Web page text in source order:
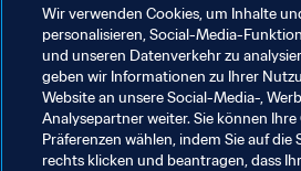
avancieren (aktuell Nummer 2
uns in den letzten 16 der
und einen Titel mit einem
Immerhin gehören unsere
schon zu den Leistungsträgern in
Vereinen."
Wir verwenden Cookies, um Inhalte
personalisieren, Social-Media-
und unseren Datenverkehr zu
geben wir Informationen zu Ihrer
Website an unsere Social-Media-,
Analysepartner weiter. Sie können Ihre
Präferenzen wählen, indem Sie auf die
rechts klicken und beantragen, dass